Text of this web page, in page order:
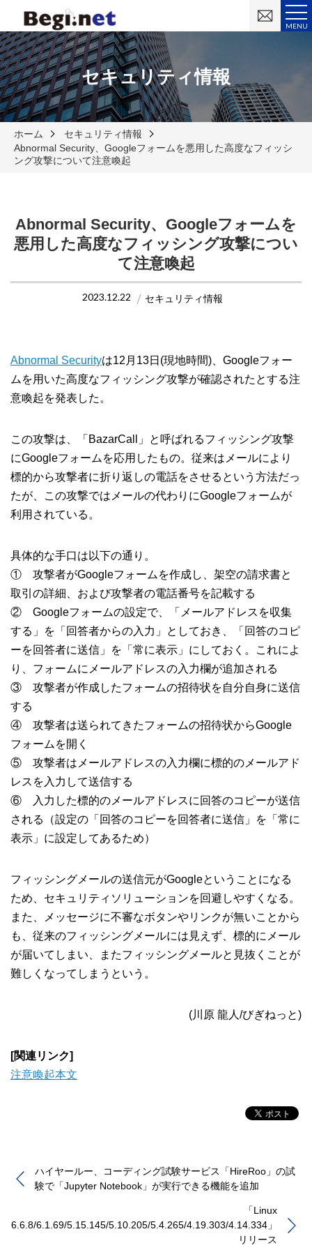
MENU
い
セキュリティ情報
ホーム
セキュリティ情報
Abnormal Security、Googleフォームを悪用した高度なフィッシ
ング攻撃について注意喚起
Abnormal Security、Googleフォームを
悪用した高度なフィッシング攻撃につい
て注意喚起
2023.12.22 セキュリティ情報
Abnormal Securityは12月13日(現地時間)、Googleフォー
ムを用いた高度なフィッシング攻撃が確認されたとする注
意喚起を発表した。
この攻撃は、「BazarCall」と呼ばれるフィッシング攻撃
にGoogleフォームを応用したもの。従来はメールにより
標的から攻撃者に折り返しの電話をさせるという方法だっ
たが、この攻撃ではメールの代わりにGoogleフォームが
利用されている。
具体的な手口は以下の通り。
① 攻撃者がGoogleフォームを作成し、架空の請求書と
取引の詳細、および攻撃者の電話番号を記載する
② Googleフォームの設定で、「メールアドレスを収集
する」を「回答者からの入力」としておき、「回答のコピ
ーを回答者に送信」を「常に表示」にしておく。これによ
り、フォームにメールアドレスの入力欄が追加される
③ 攻撃者が作成したフォームの招待状を自分自身に送信
する
④ 攻撃者は送られてきたフォームの招待状からGoogle
フォームを開く
⑤ 攻撃者はメールアドレスの入力欄に標的のメールアド
レスを入力して送信する
⑥ 入力した標的のメールアドレスに回答のコピーが送信
される（設定の「回答のコピーを回答者に送信」を「常に
表示」に設定してあるため）
フィッシングメールの送信元がGoogleということになる
ため、セキュリティソリューションを回避しやすくなる。
また、メッセージに不審なボタンやリンクが無いことから
も、従来のフィッシングメールには見えず、標的にメール
が届いてしまい、またフィッシングメールと見抜くことが
難しくなってしまうという。
(川原 龍人/びぎねっと)
[関連リンク]
注意喚起本文
ハイヤールー、コーディング試験サービス「HireRoo」の試
験で「Jupyter Notebook」が実行できる機能を追加
「Linux
6.6.8/6.1.69/5.15.145/5.10.205/5.4.265/4.19.303/4.14.334」
リリース